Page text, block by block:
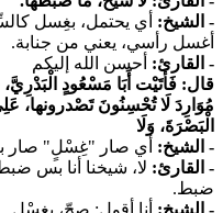
- الشيخ: أي يحتمل، بغِسل
أغسل رأسي، يعني من جنابة.
- القارئ: أحسن الله إليكم
قال: فَأَتَيْت أَبَا مَسْعُودٍ الْبَدْرِيَّ،
مُوَارِدَ لَا تُحْسِنُونَ تَصْدرونها،
الْبَصْرَةَ، وَلَا
- الشيخ: أي صار "غِسْلٍ" صار
- القارئ: لا، شيخنا أنا بس
ضبط.
- الشيخ: أنا أقول: صحّ،